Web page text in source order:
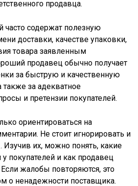
продавца.
часто содержат полезную
доставки, качестве упаковки,
товара заявленным
продавец обычно получает
за быструю и качественную
также за адекватное
и претензии покупателей.
ориентироваться на
Не стоит игнорировать и
их, можно понять, какие
покупателей и как продавец
жалобы повторяются, это
о ненадежности поставщика.